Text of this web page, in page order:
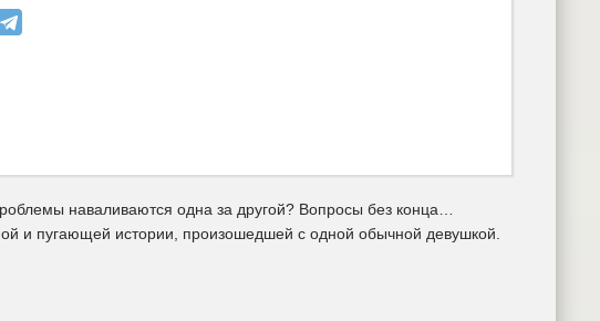
наваливаются одна за другой? Вопросы без конца…
и пугающей истории, произошедшей с одной обычной девушкой.